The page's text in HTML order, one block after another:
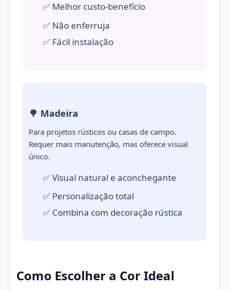
✅ Melhor custo-benefício
✅ Não enferruja
✅ Fácil instalação
🌳 Madeira
Para projetos rústicos ou casas de campo.
Requer mais manutenção, mas oferece visual
único.
✅ Visual natural e aconchegante
✅ Personalização total
✅ Combina com decoração rústica
Como Escolher a Cor Ideal